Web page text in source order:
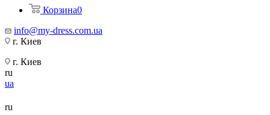
Корзина0
info@my-dress.com.ua
г. Киев
г. Киев
ru
ua
ru